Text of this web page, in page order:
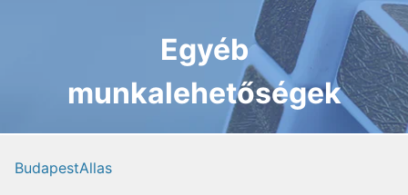
Egyéb
munkalehetőségek
BudapestAllas